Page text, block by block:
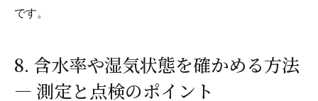
です。
8. 含水率や湿気状態を確かめる方法
— 測定と点検のポイント